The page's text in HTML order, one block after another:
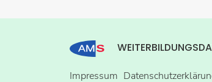
Impressum